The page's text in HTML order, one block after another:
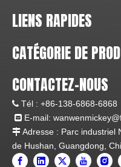
LIENS RAPIDES
CATÉGORIE DE
CONTACTEZ-NOUS
 Tél : +86-138-6868-6868
 E-mail:
 Adresse : Parc industriel
de Hushan, Guangdong,